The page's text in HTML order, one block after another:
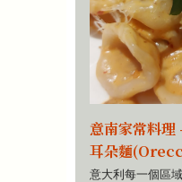
意南家常料理
耳朵麵
意大利每一個區